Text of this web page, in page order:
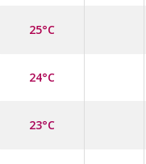
25°C
24°C
23°C